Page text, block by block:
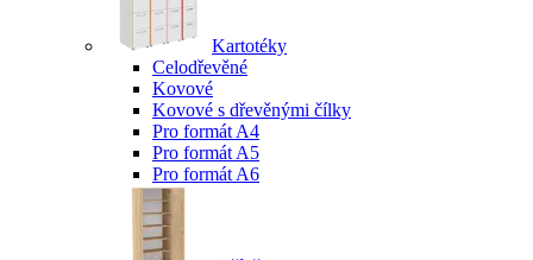
Kartotéky
Celodřevěné
Kovové
Kovové s dřevěnými čílky
Pro formát A4
Pro formát A5
Pro formát A6